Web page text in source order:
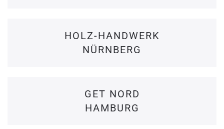
HOLZ-HANDWERK
NÜRNBERG
GET NORD
HAMBURG